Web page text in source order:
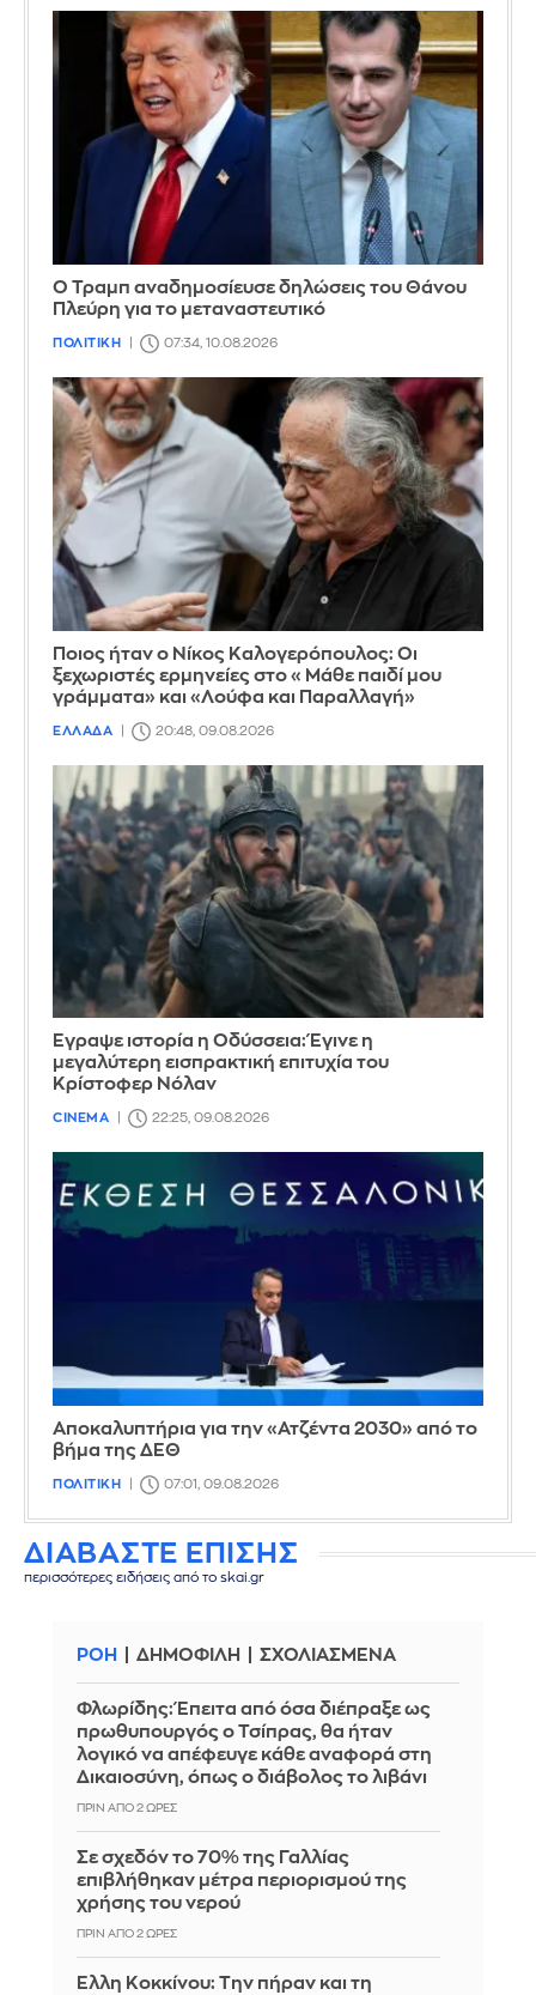
Ο Τραμπ αναδημοσίευσε δηλώσεις του Θάνου
Πλεύρη για το μεταναστευτικό
ΠΟΛΙΤΙΚΗ 07:34, 10.08.2026
Ποιος ήταν ο Νίκος Καλογερόπουλος: Οι
ξεχωριστές ερμηνείες στο «Μάθε παιδί μου
γράμματα» και «Λούφα και Παραλλαγή»
ΕΛΛΑΔΑ 20:48, 09.08.2026
Έγραψε ιστορία η Οδύσσεια: Έγινε η
μεγαλύτερη εισπρακτική επιτυχία του
Κρίστοφερ Νόλαν
CINEMA 22:25, 09.08.2026
Αποκαλυπτήρια για την «Ατζέντα 2030» από το
βήμα της ΔΕΘ
ΠΟΛΙΤΙΚΗ 07:01, 09.08.2026
ΔΙΑΒΑΣΤΕ ΕΠΙΣΗΣ
περισσότερες ειδήσεις από το skai.gr
ΡΟΗ ΔΗΜΟΦΙΛΗ ΣΧΟΛΙΑΣΜΕΝΑ
Φλωρίδης: Έπειτα από όσα διέπραξε ως
πρωθυπουργός ο Τσίπρας, θα ήταν
λογικό να απέφευγε κάθε αναφορά στη
Δικαιοσύνη, όπως ο διάβολος το λιβάνι
ΠΡΙΝ ΑΠΌ 2 ΏΡΕΣ
Σε σχεδόν το 70% της Γαλλίας
επιβλήθηκαν μέτρα περιορισμού της
χρήσης του νερού
ΠΡΙΝ ΑΠΌ 2 ΏΡΕΣ
Έλλη Κοκκίνου: Την πήραν και τη